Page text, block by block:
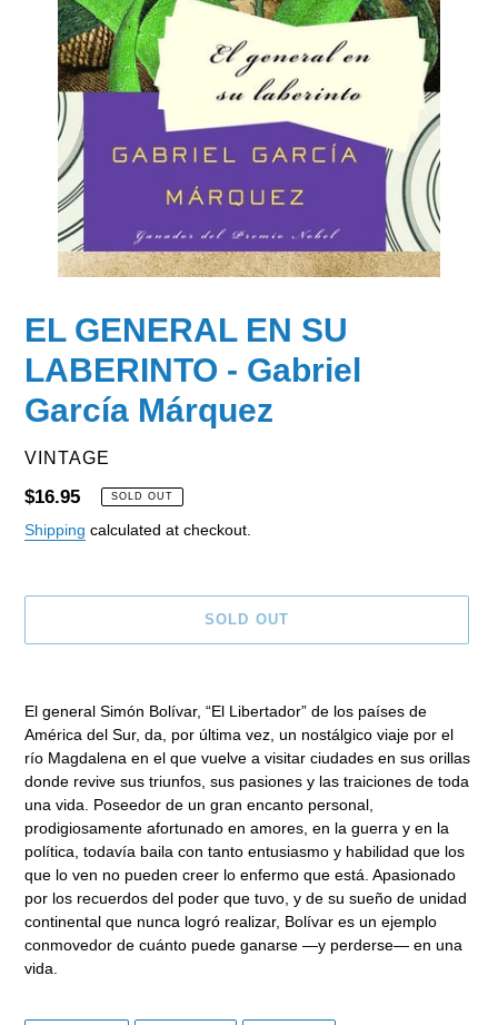
EL GENERAL EN SU
LABERINTO - Gabriel
García Márquez
VENDOR
VINTAGE
Regular
price
$16.95 SOLD OUT
Shipping calculated at checkout.
SOLD OUT
El general Simón Bolívar, “El Libertador” de los países de
América del Sur, da, por última vez, un nostálgico viaje por el
río Magdalena en el que vuelve a visitar ciudades en sus orillas
donde revive sus triunfos, sus pasiones y las traiciones de toda
una vida. Poseedor de un gran encanto personal,
prodigiosamente afortunado en amores, en la guerra y en la
política, todavía baila con tanto entusiasmo y habilidad que los
que lo ven no pueden creer lo enfermo que está. Apasionado
por los recuerdos del poder que tuvo, y de su sueño de unidad
continental que nunca logró realizar, Bolívar es un ejemplo
conmovedor de cuánto puede ganarse —y perderse— en una
vida.